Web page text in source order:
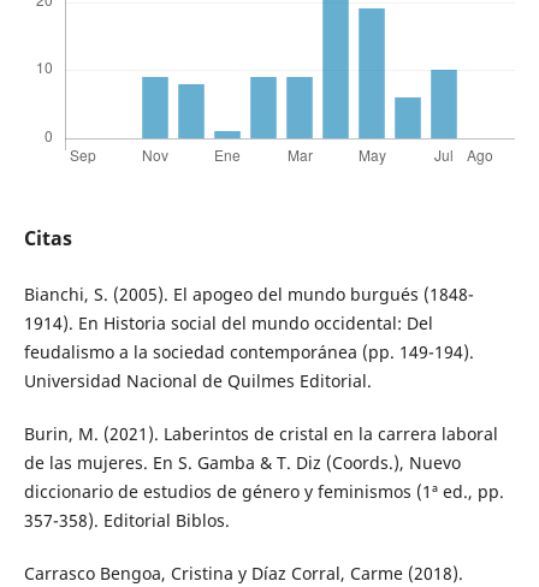
Citas
Bianchi, S. (2005). El apogeo del mundo burgués (1848-
1914). En Historia social del mundo occidental: Del
feudalismo a la sociedad contemporánea (pp. 149-194).
Universidad Nacional de Quilmes Editorial.
Burin, M. (2021). Laberintos de cristal en la carrera laboral
de las mujeres. En S. Gamba & T. Diz (Coords.), Nuevo
diccionario de estudios de género y feminismos (1ª ed., pp.
357-358). Editorial Biblos.
Carrasco Bengoa, Cristina y Díaz Corral, Carme (2018).